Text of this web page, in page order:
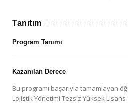
Tanıtım
Program Tanımı
Kazanılan Derece
Bu programı başarıyla tamamlayan
Lojistik Yönetimi Tezsiz Yüksek